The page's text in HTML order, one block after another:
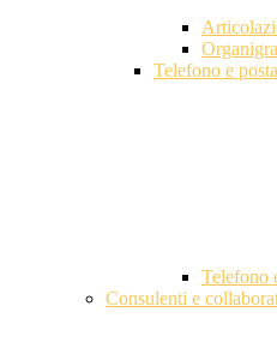
Telefono e
Telefono
Consulenti e